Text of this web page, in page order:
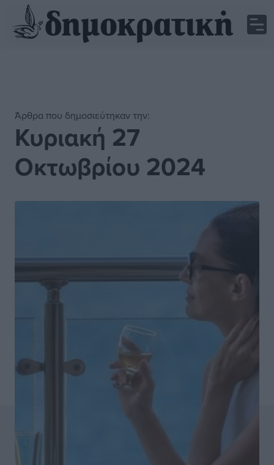
Άρθρα που δημοσιεύτηκαν την:
Κυριακή 27
Οκτωβρίου 2024